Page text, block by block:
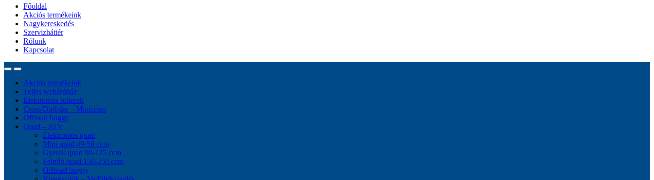
Főoldal
Akciós termékeink
Nagykereskedés
Szervizháttér
Rólunk
Kapcsolat
Akciós termékeink
Teljes webárúház
Elektromos rollerek
Cross/Dirtbike – Minicross
Offroad buggy
Quad – ATV
Elektromos quad
Mini quad 49-50 ccm
Gyerek quad 90-125 ccm
Felnőtt quad 150-250 ccm
Offroad buggy